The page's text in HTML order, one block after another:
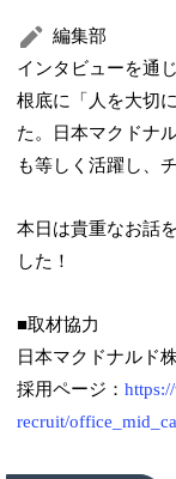
編集部
インタビューを通
根底に「人を大切
た。日本マクドナ
も等しく活躍し、
本日は貴重なお話
した！
■取材協力
日本マクドナルド
採用ページ：
recruit/